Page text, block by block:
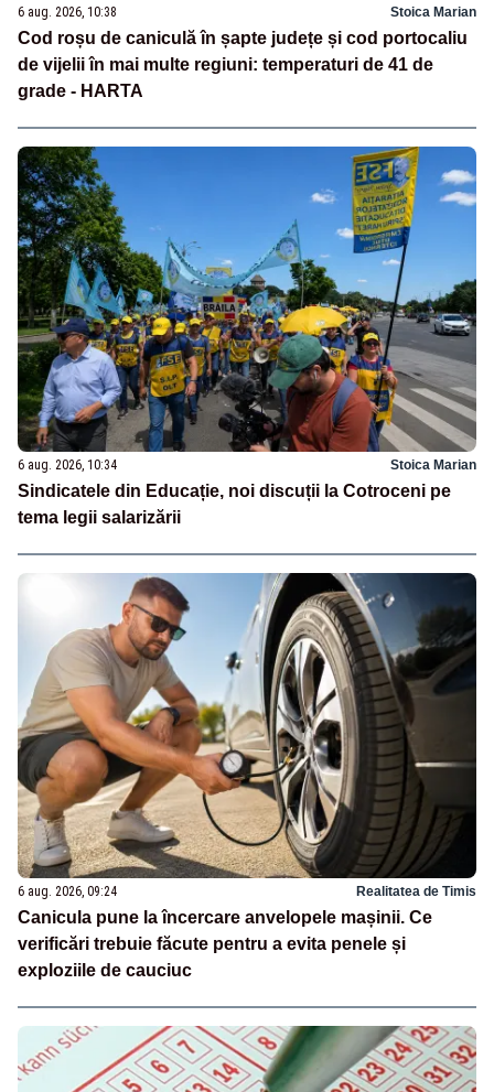
6 aug. 2026, 10:38 Stoica Marian
Cod roșu de caniculă în șapte județe și cod portocaliu
de vijelii în mai multe regiuni: temperaturi de 41 de
grade - HARTA
6 aug. 2026, 10:34 Stoica Marian
Sindicatele din Educație, noi discuții la Cotroceni pe
tema legii salarizării
6 aug. 2026, 09:24 Realitatea de Timis
Canicula pune la încercare anvelopele mașinii. Ce
verificări trebuie făcute pentru a evita penele și
exploziile de cauciuc